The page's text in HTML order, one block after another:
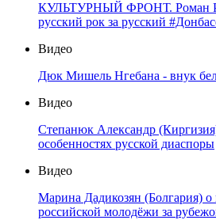
КУЛЬТУРНЫЙ ФРОНТ. Роман
русский рок за русский
Видео
Дюк Мишель Нгебана - внук
Видео
Степанюк Александр
особенностях русской диаспоры
Видео
Марина Дадикозян (Болгария) о
российской молодёжи за